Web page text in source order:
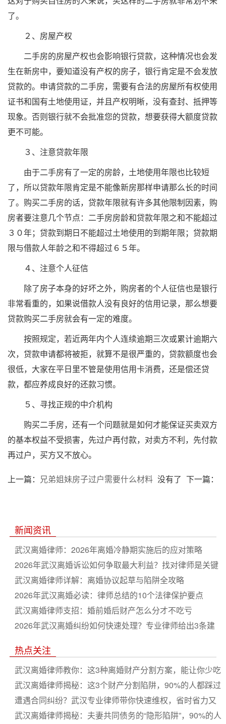
了。
２、房屋产权
二手房的房屋产权也会影响银行贷款，这种情况也会发
生在新房中，要知道没有产权的房子，银行肯定是不会发放
贷款的。申请贷款的二手房，需要有合法的房屋所有权使用
证书和国有土地使用证，并且产权明晰，没有查封、抵押等
现象。否则银行就不会批准您的贷款，想要获得大额度贷款
更不可能。
３、注意贷款年限
由于二手房有了一定的房龄，土地使用年限也比较短
了，所以贷款年限肯定是不能像新房那样申请那么长的时间
了。购买二手房的话，贷款年限就有许多其他限制因素，购
房者要注意几个节点：二手房房龄和贷款年限之和不能超过
３０年；贷款到期日不能超过土地使用的到期年限；贷款期
限与借款人年龄之和不得超过６５年。
４、注意个人征信
除了房子本身的好坏之外，购房者的个人征信也是银行
非常看重的，如果说借款人没有良好的信用记录，那么想要
贷款购买二手房就会有一定的难度。
按照规定，若近两年内个人连续逾期三次或累计逾期六
次，贷款申请都将被拒，就算不是很严重的，贷款额度也会
很低，大家在平日里不管是使用信用卡消费，还是偿还贷
款，都应养成良好的还款习惯。
５、寻找正规的中介机构
购买二手房，还有一个问题就是如何才能保证买卖双方
的基本权益不受损害，先过户再付款，对卖方不利，先付款
再过户，买方又不放心。
上一篇： 兄弟姐妹房子过户需要什么材料 没有了 下一篇：
新闻资讯
武汉离婚律师：2026年离婚冷静期实施后的应对策略
2026年武汉离婚诉讼如何争取最大利益？找对律师是关键
武汉离婚律师详解：离婚协议起草与陷阱全攻略
2026年武汉离婚必读：律师总结的10个法律保护要点
武汉离婚律师支招：婚前婚后财产怎么分才不吃亏
2026年武汉离婚纠纷如何快速处理？专业律师给出3条建
热点关注
武汉离婚律师教你：这3种离婚财产分割方案，能让你少吃
亏
武汉离婚律师揭秘：这3个财产分割陷阱，90%的人都踩过
遭遇合同纠纷？武汉专业律师带你快速维权，省时省力又
省钱
武汉离婚律师揭秘：夫妻共同债务的“隐形陷阱”，90%的人